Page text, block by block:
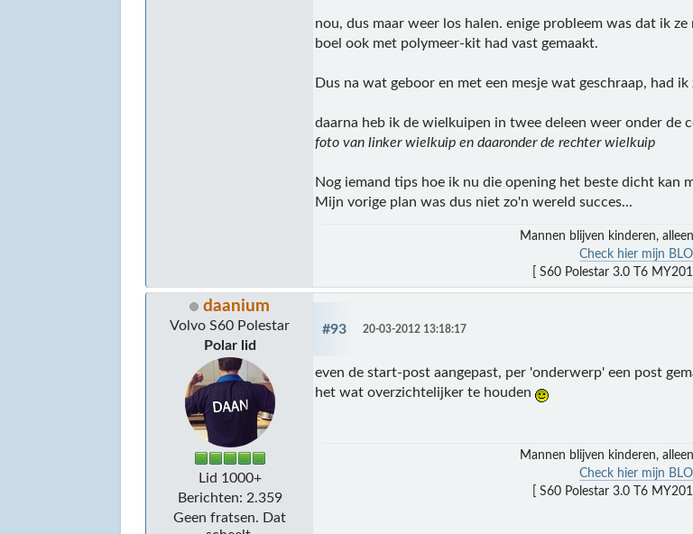
nou, dus maar weer los halen. enige probleem was dat ik
boel ook met polymeer-kit had vast gemaakt.
Dus na wat geboor en met een mesje wat geschraap, had ik
daarna heb ik de wielkuipen in twee deleen weer onder de
foto van linker wielkuip en daaronder de rechter wielkuip
Nog iemand tips hoe ik nu die opening het beste dicht kan
Mijn vorige plan was dus niet zo'n wereld succes...
Mannen blijven kinderen,
Check hier mijn
[ S60 Polestar 3.0 T6
daanium
Volvo S60 Polestar
Polar lid
Lid 1000+
Berichten: 2.359
Geen fratsen. Dat
#93 20-03-2012 13:18:17
even de start-post aangepast, per 'onderwerp' een post
het wat overzichtelijker te houden
Mannen blijven kinderen,
Check hier mijn
[ S60 Polestar 3.0 T6